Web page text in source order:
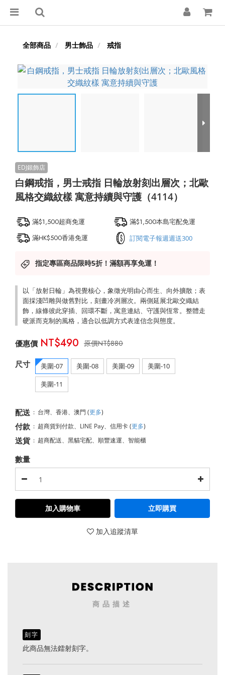
全部商品 男士飾品 戒指
白鋼戒指，男士戒指 日輪放射刻出層次；北歐
風格交織紋樣 寓意持續與守護（4114）
滿$1,500超商免運
滿$1,500本島宅配免運
滿HK$500香港免運
訂閱電子報週週送300
指定專區商品限時5折！滿額再享免運！
以「放射日輪」為視覺核心，象徵光明由心而生、向外擴散；表
面採淺凹雕與做舊對比，刻畫冷冽層次。兩側延展北歐交織結
飾，線條彼此穿插、回環不斷，寓意連結、守護與恆常。整體走
硬派而克制的風格，適合以低調方式表達信念與態度。
NT$880
NT$490
尺寸 美圍-07 美圍-08 美圍-09
美圍-10
美圍-11
配送 : 台灣、香港、澳門 (更多)
付款 : 超商貨到付款、LINE Pay、信用卡(更多)
送貨 : 超商配送、黑貓宅配、順豐速運、智能櫃
數量
加入購物車 立即購買
加入追蹤清單
商品描述
刻字
此商品無法鐳射刻字。